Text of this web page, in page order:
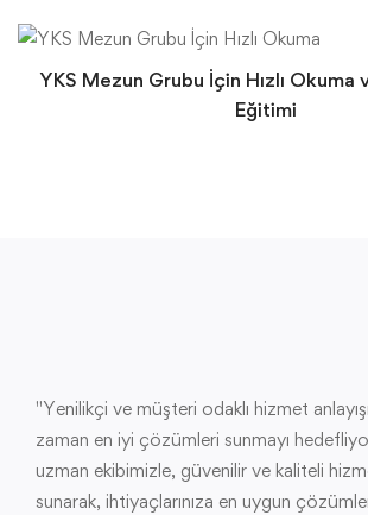
YKS Mezun Grubu İçin Hızlı Okuma
Eğitimi
"Yenilikçi ve müşteri odaklı hizmet
zaman en iyi çözümleri sunmayı
uzman ekibimizle, güvenilir ve kaliteli
sunarak, ihtiyaçlarınıza en uygun